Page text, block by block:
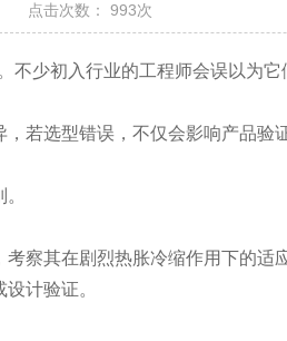
点击次数： 993次
不少初入行业的工程师会误以为
若选型错误，不仅会影响产品验
察其在剧烈热胀冷缩作用下的适
计验证。